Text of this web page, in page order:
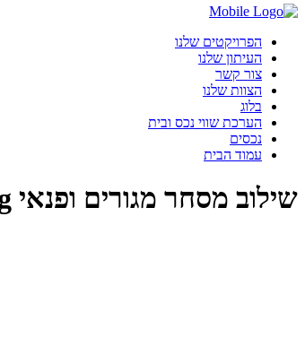
הפרויקטים שלנו
העיתון שלנו
צור קשר
הצוות שלנו
בלוג
הערכת שווי נכס ובית
נכסים
עמוד הבית
שילוב מסחר מגורים ופנאי Tag